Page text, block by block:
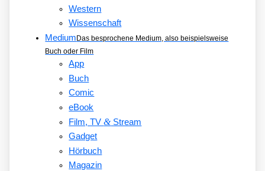
Western
Wissenschaft
Medium Das besprochene Medium, also beispielsweise
Buch oder Film
App
Buch
Comic
eBook
Film, TV&Stream
Gadget
Hörbuch
Magazin